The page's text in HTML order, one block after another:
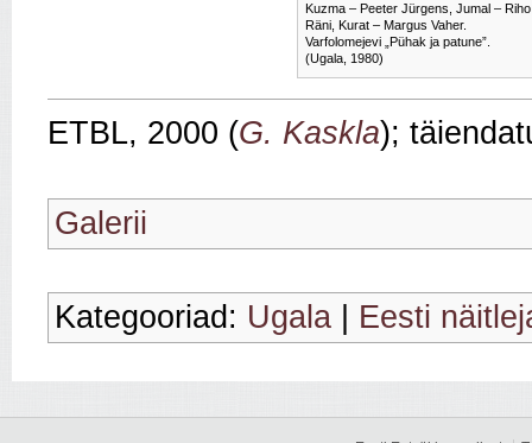
Kuzma – Peeter Jürgens, Jumal – Riho
Räni, Kurat – Margus Vaher.
Varfolomejevi „Pühak ja patune”.
(Ugala, 1980)
ETBL, 2000 (G. Kaskla);
Galerii
Kategooriad: Ugala Eesti